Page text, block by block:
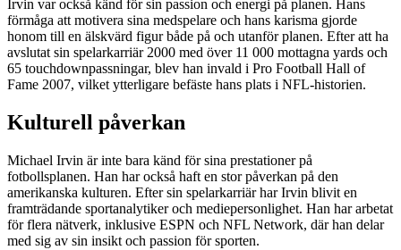
Irvin var också känd för sin passion och energi på planen. Hans
förmåga att motivera sina medspelare och hans karisma gjorde
honom till en älskvärd figur både på och utanför planen. Efter att ha
avslutat sin spelarkarriär 2000 med över 11 000 mottagna yards och
65 touchdownpassningar, blev han invald i Pro Football Hall of
Fame 2007, vilket ytterligare befäste hans plats i NFL-historien.
Kulturell påverkan
Michael Irvin är inte bara känd för sina prestationer på
fotbollsplanen. Han har också haft en stor påverkan på den
amerikanska kulturen. Efter sin spelarkarriär har Irvin blivit en
framträdande sportanalytiker och mediepersonlighet. Han har arbetat
för flera nätverk, inklusive ESPN och NFL Network, där han delar
med sig av sin insikt och passion för sporten.